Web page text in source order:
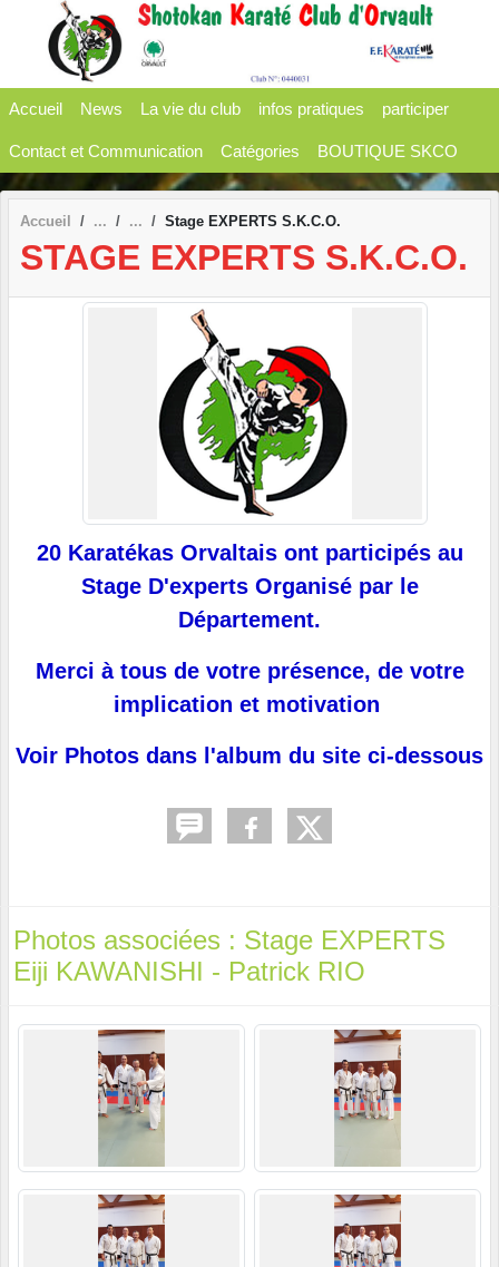
Accueil News La vie du club infos pratiques participer
Contact et Communication Catégories BOUTIQUE SKCO
Accueil Stage EXPERTS S.K.C.O.
STAGE EXPERTS S.K.C.O.
20 Karatékas Orvaltais ont participés au
Stage D'experts Organisé par le
Département.
Merci à tous de votre présence, de votre
implication et motivation
Voir Photos dans l'album du site ci-dessous
Photos associées : Stage EXPERTS
Eiji KAWANISHI - Patrick RIO
Panneau de gestion des cookies